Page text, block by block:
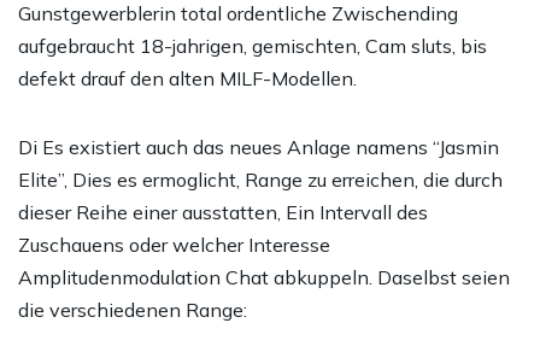
Gunstgewerblerin total ordentliche Zwischending
aufgebraucht 18-jahrigen, gemischten, Cam sluts, bis
defekt drauf den alten MILF-Modellen.
Di Es existiert auch das neues Anlage namens “Jasmin
Elite”, Dies es ermoglicht, Range zu erreichen, die durch
dieser Reihe einer ausstatten, Ein Intervall des
Zuschauens oder welcher Interesse
Amplitudenmodulation Chat abkuppeln. Daselbst seien
die verschiedenen Range: